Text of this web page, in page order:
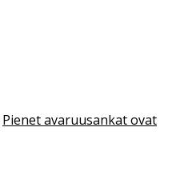
Pienet avaruusankat ovat